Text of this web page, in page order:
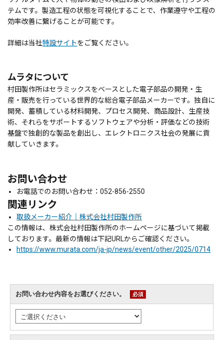
テムです。製造工程の状態を可視化することで、作業遵守や工程の
効率改善に繋げることが可能です。
詳細は当社特設サイトをご覧ください。
ムラタについて
村田製作所はセラミックスをベースとした電子部品の開発・生
産・販売を行っている世界的な総合電子部品メーカーです。独自に
開発、蓄積している材料開発、プロセス開発、商品設計、生産技
術、それらをサポートするソフトウェアや分析・評価などの技術
基盤で独創的な製品を創出し、エレクトロニクス社会の発展に貢
献していきます。
お問い合わせ
お電話でのお問い合わせ：052-856-2550
関連リンク
取扱メーカー紹介｜株式会社村田製作所
この情報は、株式会社村田製作所のホームページに基づいて掲載
しております。最新の情報は下記URLからご確認ください。
https://www.murata.com/ja-jp/news/event/other/2025/0714
お問い合わせ内容をお選びください。 必須